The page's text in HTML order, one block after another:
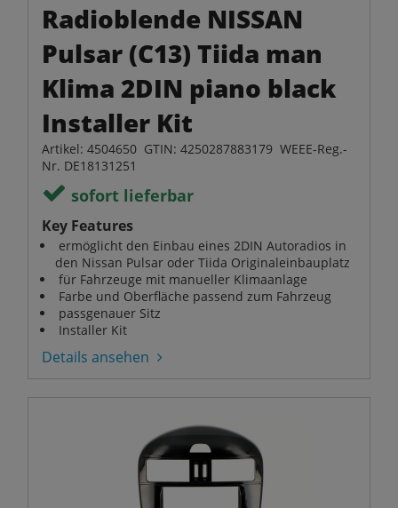
Radioblende NISSAN
Pulsar (C13) Tiida man
Klima 2DIN piano black
Installer Kit
Artikel: 4504650 GTIN: 4250287883179 WEEE-Reg.-
Nr. DE18131251
sofort lieferbar
Key Features
ermöglicht den Einbau eines 2DIN Autoradios in
den Nissan Pulsar oder Tiida Originaleinbauplatz
für Fahrzeuge mit manueller Klimaanlage
Farbe und Oberfläche passend zum Fahrzeug
passgenauer Sitz
Installer Kit
Details ansehen